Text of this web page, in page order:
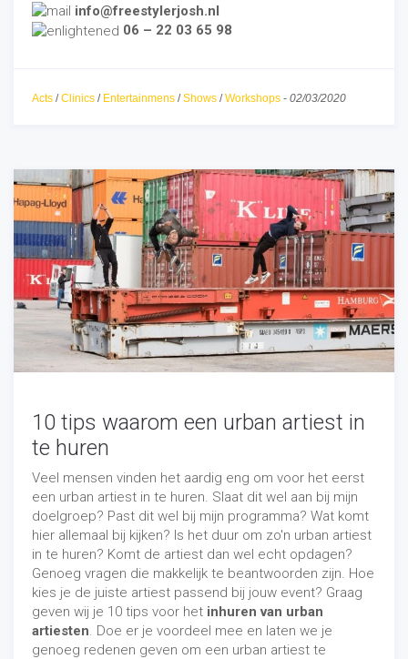
info@freestylerjosh.nl
06 – 22 03 65 98
Acts /Clinics / Entertainmens /Shows /Workshops - 02/03/2020
10 tips waarom een urban artiest in
te huren
Veel mensen vinden het aardig eng om voor het eerst
een urban artiest in te huren. Slaat dit wel aan bij mijn
doelgroep? Past dit wel bij mijn programma? Wat komt
hier allemaal bij kijken? Is het duur om zo'n urban artiest
in te huren? Komt de artiest dan wel echt opdagen?
Genoeg vragen die makkelijk te beantwoorden zijn. Hoe
kies je de juiste artiest passend bij jouw event? Graag
geven wij je 10 tips voor het inhuren van urban
artiesten . Doe er je voordeel mee en laten we je
genoeg redenen geven om een urban artiest te